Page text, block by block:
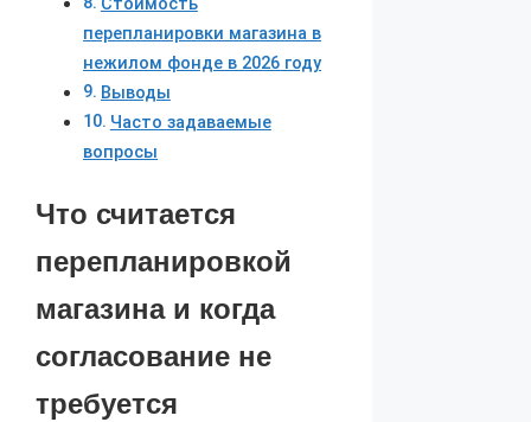
Стоимость
перепланировки магазина в
нежилом фонде в 2026 году
Выводы
Часто задаваемые
вопросы
Что считается
перепланировкой
магазина и когда
согласование не
требуется